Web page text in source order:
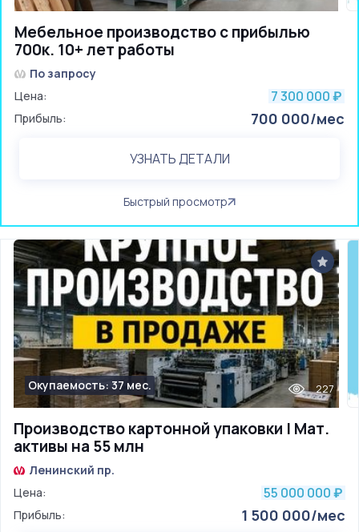
Мебельное производство с прибылью
700к. 10+ лет работы
По запросу
Цена:
7 300 000 ₽
Прибыль: 700 000/мес
УЗНАТЬ ДЕТАЛИ
Быстрый просмотр
Производство картонной упаковки | Мат.
активы на 55 млн
Окупаемость: 37 мес. 227
Ленинский пр.
Цена:
55 000 000 ₽
Прибыль: 1 500 000/мес